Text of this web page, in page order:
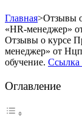
Главная>Отзывы
«HR-менеджер»
Отзывы о курсе
менеджер» от
обучение. Ссылка
Оглавление